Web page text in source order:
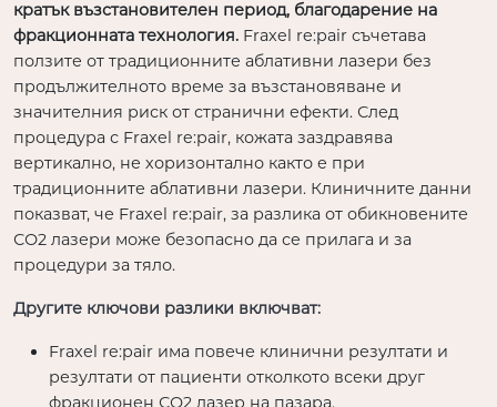
кратък възстановителен период, благодарение на
фракционната технология. Fraxel re:pair съчетава
ползите от традиционните аблативни лазери без
продължителното време за възстановяване и
значителния риск от странични ефекти. След
процедура с Fraxel re:pair, кожата заздравява
вертикално, не хоризонтално както е при
традиционните аблативни лазери. Клиничните данни
показват, че Fraxel re:pair, за разлика от обикновените
СО2 лазери може безопасно да се прилага и за
процедури за тяло.
Другите ключови разлики включват:
Fraxel re:pair има повече клинични резултати и
резултати от пациенти отколкото всеки друг
фракционен СО2 лазер на пазара.